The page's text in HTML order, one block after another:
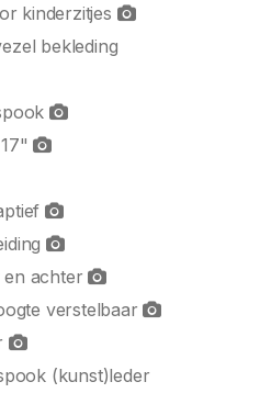
kinderzitjes
bekleding
17"
en achter
verstelbaar
(kunst)leder